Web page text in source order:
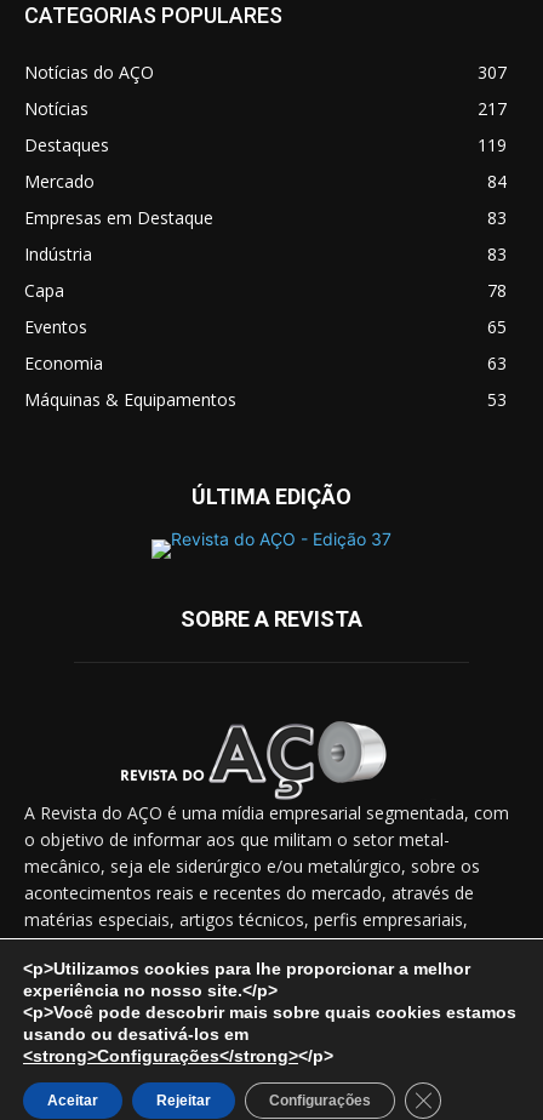
CATEGORIAS POPULARES
Notícias do AÇO
307
Notícias
217
Destaques
119
Mercado
84
Empresas em Destaque
83
Indústria
83
Capa
78
Eventos
65
Economia
63
Máquinas & Equipamentos
53
ÚLTIMA EDIÇÃO
SOBRE A REVISTA
A Revista do AÇO é uma mídia empresarial segmentada, com
o objetivo de informar aos que militam o setor metal-
mecânico, seja ele siderúrgico e/ou metalúrgico, sobre os
acontecimentos reais e recentes do mercado, através de
matérias especiais, artigos técnicos, perfis empresariais,
novidades, lançamentos, releases, entrevistas exclusivas etc.
Fale Conosco:vendas@revistadoaco.com.br
Copyright © 2024Revista do Aço. Todos os direitos reservados.
Desenvolvido por:Noctua Web
<p>Utilizamos cookies para lhe proporcionar a melhor
experiência no nosso site.</p>
<p>Você pode descobrir mais sobre quais cookies estamos
usando ou desativá-los em
<strong>Configurações</strong></p>
Aceitar Rejeitar Configurações Close GDPR